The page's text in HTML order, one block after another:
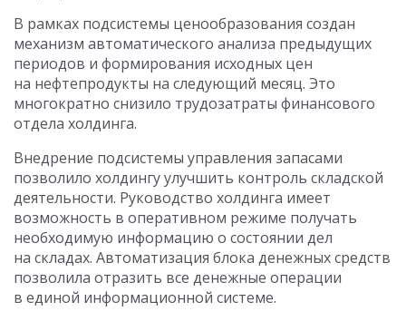
В рамках подсистемы ценообразования создан
механизм автоматического анализа предыдущих
периодов и формирования исходных цен
на нефтепродукты на следующий месяц. Это
многократно снизило трудозатраты финансового
отдела холдинга.
Внедрение подсистемы управления запасами
позволило холдингу улучшить контроль складской
деятельности. Руководство холдинга имеет
возможность в оперативном режиме получать
необходимую информацию о состоянии дел
на складах. Автоматизация блока денежных средств
позволила отразить все денежные операции
в единой информационной системе.